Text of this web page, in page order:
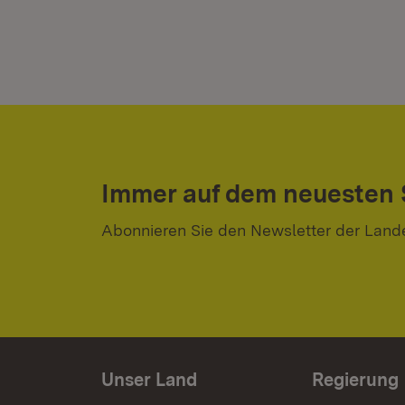
Immer auf dem neuesten
Abonnieren Sie den Newsletter der
Unser Land Regierung